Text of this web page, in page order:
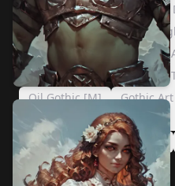
Summer Night
Summer
Cold Oil [M]
Cold
Digital Art
Smooth 2
Concept Art
Oil Gothic [M]
Gothic Art
Photo
Oil Painting
Anime